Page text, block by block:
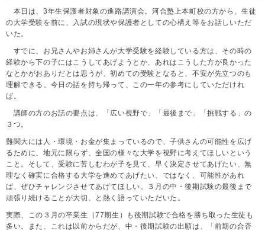
本日は、3年生保護者対象の進路講演会。河合塾上本町校の方から、生徒
の大学受験を前に、入試の現状や保護者としての心構え等をお話しいただ
いた。
すでに、お兄さんやお姉さんが大学受験を経験している方は、その時の
経験から下の子にはこうしてあげようとか、あれはこうした方が良かった
なとかがおありだとは思うが、初めての受験となると、不安が先立つのも
理解できる。今日の話を持ち帰って、この一年の参考にしていただけれ
ば。
講師の方のお話の要点は、「広い視野で」「最後まで」「挑戦する」の
３つ。
難関大には人・環境・お金が集まっているので、子供さんの可能性を広げ
るために、地元に限らず、全国の様々な大学を視野に考えてほしいという
こと。そして、受験に苦しむわが子を見て、早く決定させてあげたい、無
理なく確実に合格する大学を進めてあげたい、ではなく、可能性があれ
ば、ぜひチャレンジさせてあげてほしい。３月の中・後期試験の最後まで
頑張り続けることが大切、と熱く語っていただいた。
実際、この３月の卒業生（77期生）も後期試験で合格を勝ち取った生徒も
多い。また、これは以前からだが、中・後期試験の出願は、「前期の合否